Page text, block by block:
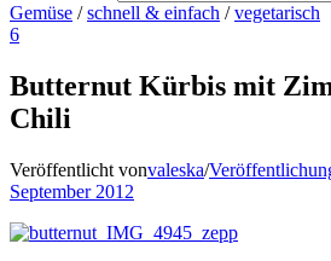
Gemüse /schnell & einfach /vegetarisch
6
Butternut Kürbis mit
Chili
Veröffentlicht vonvaleska/
September 2012